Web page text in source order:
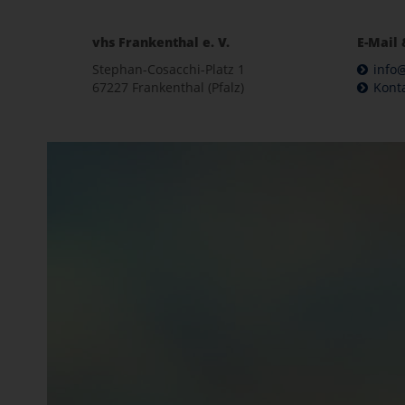
vhs Frankenthal e. V.
Stephan-Cosacchi-Platz 1
67227 Frankenthal (Pfalz)
E-Mail